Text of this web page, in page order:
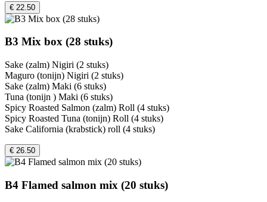
€ 22.50
B3 Mix box (28 stuks)
Sake (zalm) Nigiri (2 stuks)
Maguro (tonijn) Nigiri (2 stuks)
Sake (zalm) Maki (6 stuks)
Tuna (tonijn ) Maki (6 stuks)
Spicy Roasted Salmon (zalm) Roll (4 stuks)
Spicy Roasted Tuna (tonijn) Roll (4 stuks)
Sake California (krabstick) roll (4 stuks)
€ 26.50
B4 Flamed salmon mix (20 stuks)